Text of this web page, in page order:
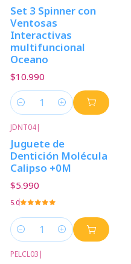
Set 3 Spinner con
Ventosas
Interactivas
multifuncional
Oceano
$10.990
Cantidad
JDNT04|
Juguete de
Dentición Molécula
Calipso +0M
$5.990
5.0
Cantidad
PELCL03 |